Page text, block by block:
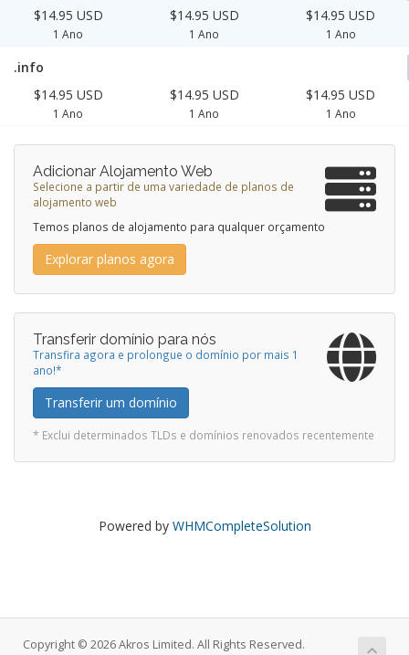
$14.95 USD
1 Ano
$14.95 USD
1 Ano
$14.95 USD
1 Ano
.info
$14.95 USD
1 Ano
$14.95 USD
1 Ano
$14.95 USD
1 Ano
Adicionar Alojamento Web
Selecione a partir de uma variedade de planos de
alojamento web
Temos planos de alojamento para qualquer orçamento
Explorar planos agora
Transferir domínio para nós
Transfira agora e prolongue o domínio por mais 1
ano!*
Transferir um domínio
* Exclui determinados TLDs e domínios renovados recentemente
Powered by WHMCompleteSolution
Copyright © 2026 Akros Limited. All Rights Reserved.